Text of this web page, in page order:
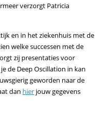
verzorgt Patricia
en in het ziekenhuis met de
welke successen met de
zij presentaties voor
de Deep Oscillation in kan
geworden naar de
dan hier jouw gegevens